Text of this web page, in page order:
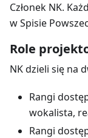
Członek NK.
w Spisie
Role
NK dzieli się na
Rangi
wokalista,
Rangi